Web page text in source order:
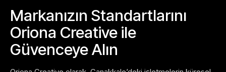
Markanızın Standartlarını
Oriona Creative ile
Güvenceye Alın